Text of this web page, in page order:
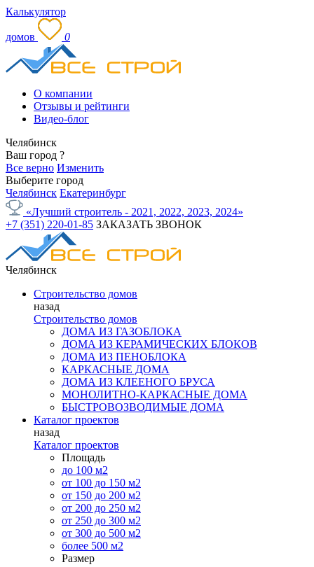
Калькулятор
домов 0
О компании
Отзывы и рейтинги
Видео-блог
Челябинск
Ваш город ?
Все верно Изменить
Выберите город
Челябинск Екатеринбург
«Лучший строитель - 2021, 2022, 2023, 2024»
+7 (351) 220-01-85 ЗАКАЗАТЬ ЗВОНОК
Челябинск
Строительство домов
назад
Строительство домов
ДОМА ИЗ ГАЗОБЛОКА
ДОМА ИЗ КЕРАМИЧЕСКИХ БЛОКОВ
ДОМА ИЗ ПЕНОБЛОКА
КАРКАСНЫЕ ДОМА
ДОМА ИЗ КЛЕЕНОГО БРУСА
МОНОЛИТНО-КАРКАСНЫЕ ДОМА
БЫСТРОВОЗВОДИМЫЕ ДОМА
Каталог проектов
назад
Каталог проектов
Площадь
до 100 м2
от 100 до 150 м2
от 150 до 200 м2
от 200 до 250 м2
от 250 до 300 м2
от 300 до 500 м2
более 500 м2
Размер